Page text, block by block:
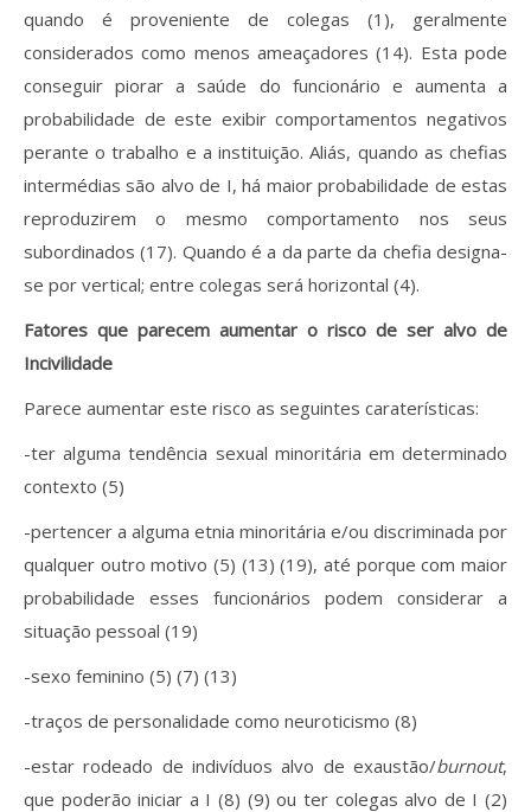
quando é proveniente de colegas (1), geralmente
considerados como menos ameaçadores (14). Esta pode
conseguir piorar a saúde do funcionário e aumenta a
probabilidade de este exibir comportamentos negativos
perante o trabalho e a instituição. Aliás, quando as chefias
intermédias são alvo de I, há maior probabilidade de estas
reproduzirem o mesmo comportamento nos seus
subordinados (17). Quando é a da parte da chefia designa-
se por vertical; entre colegas será horizontal (4).
Fatores que parecem aumentar o risco de ser alvo de
Incivilidade
Parece aumentar este risco as seguintes caraterísticas:
-ter alguma tendência sexual minoritária em determinado
contexto (5)
-pertencer a alguma etnia minoritária e/ou discriminada por
qualquer outro motivo (5) (13) (19), até porque com maior
probabilidade esses funcionários podem considerar a
situação pessoal (19)
-sexo feminino (5) (7) (13)
-traços de personalidade como neuroticismo (8)
-estar rodeado de indivíduos alvo de exaustão/burnout,
que poderão iniciar a I (8) (9) ou ter colegas alvo de I (2)